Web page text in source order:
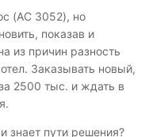
(AC 3052), но
показав и
из причин разность
Заказывать новый,
2500 тыс. и ждать в
знает пути решения?